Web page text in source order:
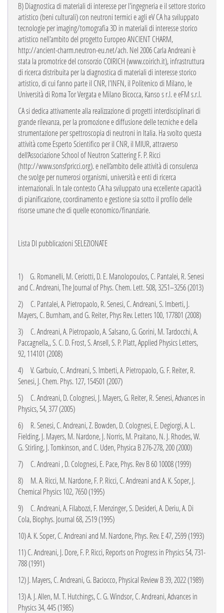
B)Diagnostica di materiali di interesse per l'ingegneria e il settore storico
artistico (beni culturali) con neutroni termici e agli eV CA ha sviluppato
tecnologie per imaging/tomografia 3D in materiali di interesse storico
artistico nell'ambito del progetto Europeo ANCIENT CHARM,
http://ancient-charm.neutron-eu.net/ach. Nel 2006 Carla Andreani è
stata la promotrice del consorzio COIRICH (www.coirich.it), infrastruttura
di ricerca distribuita per la diagnostica di materiali di interesse storico
artistico, di cui fanno parte il CNR, l'INFN, il Politenico di Milano, le
Università di Roma Tor Vergata e Milano Bicocca, Kanso s r.l. e eFM s.r.l.
CA si dedica attivamente alla realizzazione di progetti interdisciplinari di
grande rilevanza, per la promozione e diffusione delle tecniche e della
strumentazione per spettroscopia di neutroni in Italia. Ha svolto questa
attività come Esperto Scientifico per il CNR, il MIUR, attraverso
dell’Associazione School of Neutron Scattering F. P. Ricci
(http://www.sonsfpricci.org). e nell’ambito delle attività di consulenza
che svolge per numerosi organismi, università e enti di ricerca
internazionali. In tale contesto CA ha sviluppato una eccellente capacità
di pianificazione, coordinamento e gestione sia sotto il profilo delle
risorse umane che di quelle economico/finanziarie.
Lista DI pubblicazioni SELEZIONATE
1)
G. Romanelli, M. Ceriotti, D. E. Manolopoulos, C. Pantalei, R. Senesi
and C. Andreani, TheJournal of Phys. Chem. Lett. 508, 3251–3256 (2013)
2)
C. Pantalei, A. Pietropaolo, R. Senesi, C. Andreani, S. Imberti, J.
Mayers, C. Burnham, and G. Reiter,Phys Rev. Letters100,177801 (2008)
3)
C. Andreani, A. Pietropaolo, A. Salsano, G. Gorini, M. Tardocchi, A.
Paccagnella,, S. C. D. Frost, S. Ansell, S. P. Platt,Applied Physics Letters,
92, 114101 (2008)
4)
V. Garbuio, C. Andreani, S. Imberti, A. Pietropaolo, G. F. Reiter, R.
Senesi, J. Chem. Phys. 127, 154501 (2007)
5)
C. Andreani, D. Colognesi, J. Mayers, G. Reiter, R. Senesi, Advances in
Physics,54,377 (2005)
6)
R. Senesi, C. Andreani, Z. Bowden, D. Colognesi, E. Degiorgi, A. L.
Fielding, J. Mayers, M. Nardone, J. Norris, M. Praitano, N. J. Rhodes, W.
G. Stirling, J. Tomkinson, and C. Uden, Physica B276-278, 200 (2000)
7)
C. Andreani , D. Colognesi, E. Pace, Phys. Rev B6010008 (1999)
8)
M. A. Ricci, M. Nardone, F. P. Ricci, C. Andreani and A. K. Soper, J.
Chemical Physics 102, 7650 (1995)
9)
C. Andreani, A. Filabozzi, F. Menzinger, S. Desideri, A. Deriu, A. Di
Cola, Biophys. Journal68, 2519 (1995)
10) A. K. Soper, C. Andreani and M. Nardone, Phys. Rev. E47, 2599 (1993)
11) C. Andreani,J. Dore, F. P. Ricci, Reports on Progress in Physics54, 731-
788 (1991)
12) J. Mayers, C. Andreani, G. Baciocco, Physical Review B39,2022 (1989)
13) A. J. Allen, M. T. Hutchings, C. G. Windsor, C. Andreani, Advances in
Physics34, 445 (1985)